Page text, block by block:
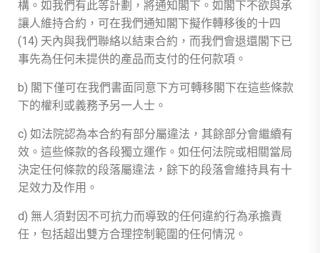
構。如我們有此等計劃，將通知閣下。如閣下不欲與承
讓人維持合約，可在我們通知閣下擬作轉移後的十四
(14) 天內與我們聯絡以結束合約，而我們會退還閣下已
事先為任何未提供的產品而支付的任何款項。
b) 閣下僅可在我們書面同意下方可轉移閣下在這些條款
下的權利或義務予另一人士。
c) 如法院認為本合約有部分屬違法，其餘部分會繼續有
效。這些條款的各段獨立運作。如任何法院或相關當局
決定任何條款的段落屬違法，餘下的段落會維持具有十
足效力及作用。
d) 無人須對因不可抗力而導致的任何違約行為承擔責
任，包括超出雙方合理控制範圍的任何情況。